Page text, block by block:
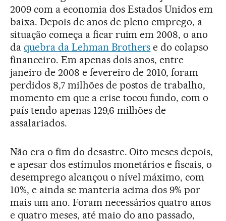
2009 com a economia dos Estados Unidos em
baixa. Depois de anos de pleno emprego, a
situação começa a ficar ruim em 2008, o ano
da quebra da Lehman Brothers e do colapso
financeiro. Em apenas dois anos, entre
janeiro de 2008 e fevereiro de 2010, foram
perdidos 8,7 milhões de postos de trabalho,
momento em que a crise tocou fundo, com o
país tendo apenas 129,6 milhões de
assalariados.
Não era o fim do desastre. Oito meses depois,
e apesar dos estímulos monetários e fiscais, o
desemprego alcançou o nível máximo, com
10%, e ainda se manteria acima dos 9% por
mais um ano. Foram necessários quatro anos
e quatro meses, até maio do ano passado,